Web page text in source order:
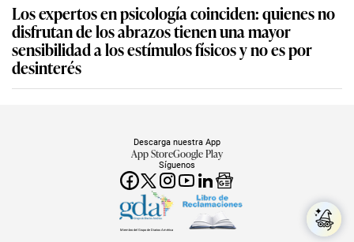
Los expertos en psicología coinciden: quienes no
disfrutan de los abrazos tienen una mayor
sensibilidad a los estímulos físicos y no es por
desinterés
Síguenos
Descarga nuestra App
App StoreGoogle Play
Miembro del Grupo de Diarios América